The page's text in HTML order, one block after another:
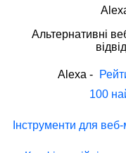
Альтернативні
Alexa -
100
Інструменти для веб-